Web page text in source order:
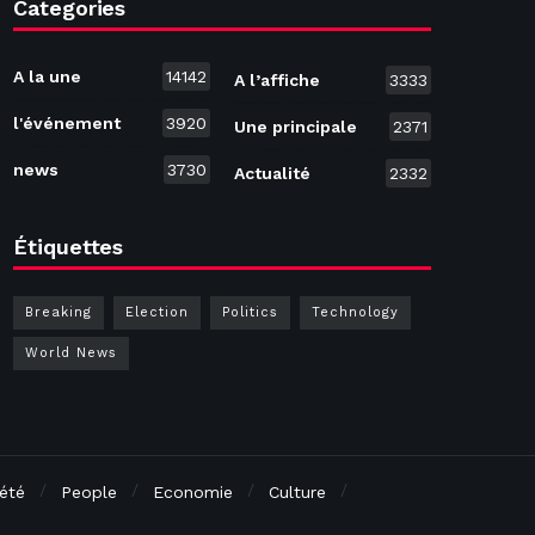
Categories
A la une 14142
l'événement 3920
news 3730
A l’affiche 3333
Une principale 2371
Actualité 2332
Étiquettes
Breaking Election Politics Technology
World News
People Economie Culture